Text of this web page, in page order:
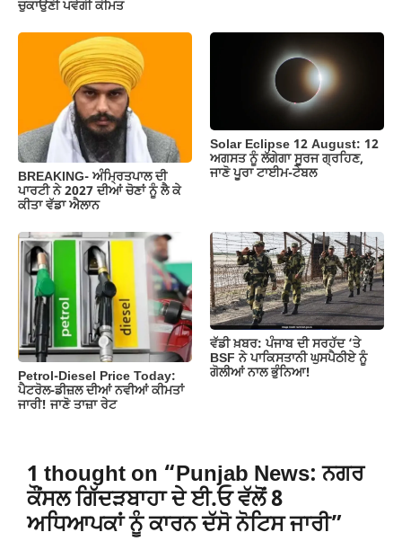
ਚੁਕਾਉਣੀ ਪਵੇਗੀ ਕੀਮਤ
BREAKING- ਅੰਮ੍ਰਿਤਪਾਲ ਦੀ
ਪਾਰਟੀ ਨੇ 2027 ਦੀਆਂ ਚੋਣਾਂ ਨੂੰ ਲੈ ਕੇ
ਕੀਤਾ ਵੱਡਾ ਐਲਾਨ
Solar Eclipse 12 August: 12
ਅਗਸਤ ਨੂੰ ਲੱਗੇਗਾ ਸੂਰਜ ਗ੍ਰਹਿਣ,
ਜਾਣੋ ਪੂਰਾ ਟਾਈਮ-ਟੇਬਲ
Petrol-Diesel Price Today:
ਪੈਟਰੋਲ-ਡੀਜ਼ਲ ਦੀਆਂ ਨਵੀਆਂ ਕੀਮਤਾਂ
ਜਾਰੀ! ਜਾਣੋ ਤਾਜ਼ਾ ਰੇਟ
ਵੱਡੀ ਖ਼ਬਰ: ਪੰਜਾਬ ਦੀ ਸਰਹੱਦ ‘ਤੇ
BSF ਨੇ ਪਾਕਿਸਤਾਨੀ ਘੁਸਪੈਠੀਏ ਨੂੰ
ਗੋਲੀਆਂ ਨਾਲ ਭੁੰਨਿਆ!
1 thought on “Punjab News: ਨਗਰ
ਕੌਂਸਲ ਗਿੱਦੜਬਾਹਾ ਦੇ ਈ.ਓ ਵੱਲੋਂ 8
ਅਧਿਆਪਕਾਂ ਨੂੰ ਕਾਰਨ ਦੱਸੋ ਨੋਟਿਸ ਜਾਰੀ”